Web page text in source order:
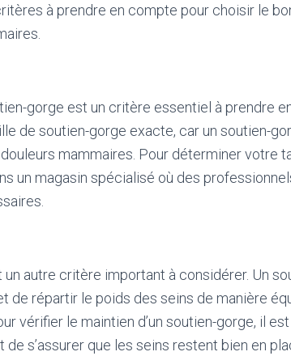
à prendre en compte pour choisir le
gorge est un critère essentiel à prendre
de soutien-gorge exacte, car un soutien-
mammaires. Pour déterminer votre
un magasin spécialisé où des
un autre critère important à considérer. Un
de répartir le poids des seins de manière
vérifier le maintien d’un soutien-gorge, il
s’assurer que les seins restent bien en